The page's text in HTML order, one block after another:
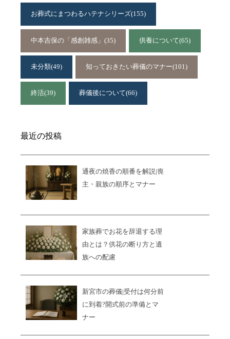
お葬式にまつわるハテナシリーズ(155)
中本吉保の「感創雑感」 (35) 供養について(65)
未分類(49) 知っておきたい葬儀のマナー(101)
終活(39) 葬儀後について(66)
最近の投稿
通夜の焼香の順番を解説|喪
主・親族の順序とマナー
家族葬でお花を辞退する理
由とは？供花の断り方と遺
族への配慮
新宮市の葬儀|受付は何分前
に到着?開式前の準備とマ
ナー